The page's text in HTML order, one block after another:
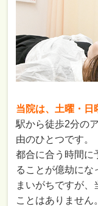
当院は、土曜・日
駅から徒歩2分の
由のひとつです。
都合に合う時間に
ることが億劫にな
まいがちですが、
ことはありません。